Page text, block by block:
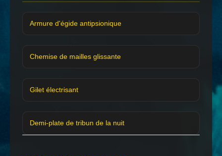
Armure d'égide antipsionique
Chemise de mailles glissante
Gilet électrisant
Demi-plate de tribun de la nuit